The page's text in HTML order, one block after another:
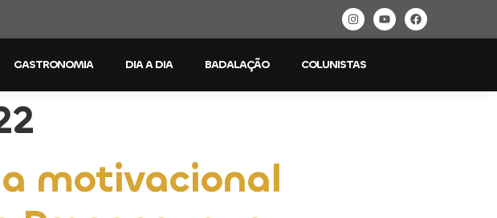
GASTRONOMIA DIA A DIA BADALAÇÃO COLUNISTAS
motivacional